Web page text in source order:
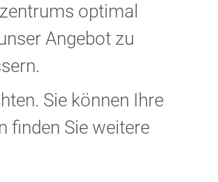
optimal
Angebot zu
Sie können Ihre
finden Sie weitere